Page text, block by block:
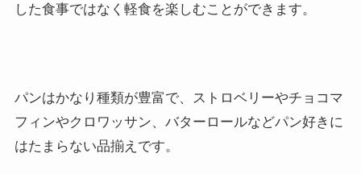
した食事ではなく軽食を楽しむことができます。
パンはかなり種類が豊富で、ストロベリーやチョコマ
フィンやクロワッサン、バターロールなどパン好きに
はたまらない品揃えです。